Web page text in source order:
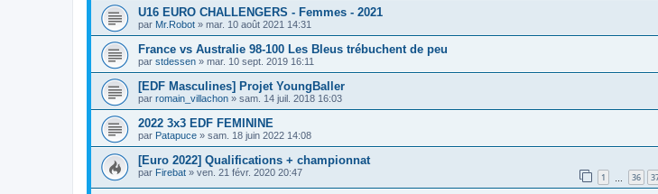
U16 EURO CHALLENGERS - Femmes - 2021
par Mr.Robot » mar. 10 août 2021 14:31
France vs Australie 98-100 Les Bleus trébuchent de peu
par stdessen » mar. 10 sept. 2019 16:11
[EDF Masculines] Projet YoungBaller
par romain_villachon » sam. 14 juil. 2018 16:03
2022 3x3 EDF FEMININE
par Patapuce » sam. 18 juin 2022 14:08
[Euro 2022] Qualifications + championnat
par Firebat » ven. 21 févr. 2020 20:47 1 36